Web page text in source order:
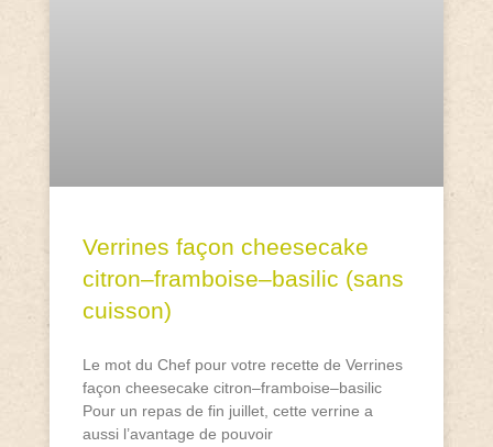
Verrines façon cheesecake
citron–framboise–basilic (sans
cuisson)
Le mot du Chef pour votre recette de Verrines
façon cheesecake citron–framboise–basilic
Pour un repas de fin juillet, cette verrine a
aussi l’avantage de pouvoir